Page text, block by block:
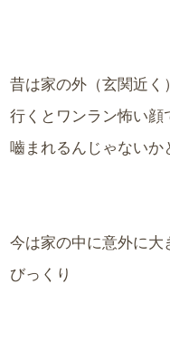
昔は家の外（玄関近く
行くとワンラン怖い顔
嚙まれるんじゃないか
今は家の中に意外に大
びっくり